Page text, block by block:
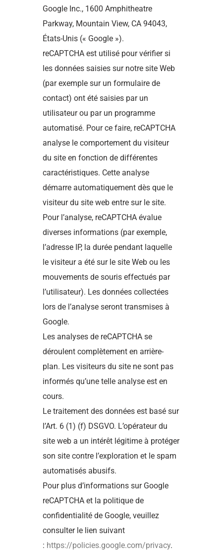
Google Inc., 1600 Amphitheatre
Parkway, Mountain View, CA 94043,
États-Unis (« Google »).
reCAPTCHA est utilisé pour vérifier si
les données saisies sur notre site Web
(par exemple sur un formulaire de
contact) ont été saisies par un
utilisateur ou par un programme
automatisé. Pour ce faire, reCAPTCHA
analyse le comportement du visiteur
du site en fonction de différentes
caractéristiques. Cette analyse
démarre automatiquement dès que le
visiteur du site web entre sur le site.
Pour l’analyse, reCAPTCHA évalue
diverses informations (par exemple,
l’adresse IP, la durée pendant laquelle
le visiteur a été sur le site Web ou les
mouvements de souris effectués par
l’utilisateur). Les données collectées
lors de l’analyse seront transmises à
Google.
Les analyses de reCAPTCHA se
déroulent complètement en arrière-
plan. Les visiteurs du site ne sont pas
informés qu’une telle analyse est en
cours.
Le traitement des données est basé sur
l’Art. 6 (1) (f) DSGVO. L’opérateur du
site web a un intérêt légitime à protéger
son site contre l’exploration et le spam
automatisés abusifs.
Pour plus d’informations sur Google
reCAPTCHA et la politique de
confidentialité de Google, veuillez
consulter le lien suivant
: https://policies.google.com/privacy.